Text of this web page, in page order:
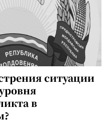
ситуации
в